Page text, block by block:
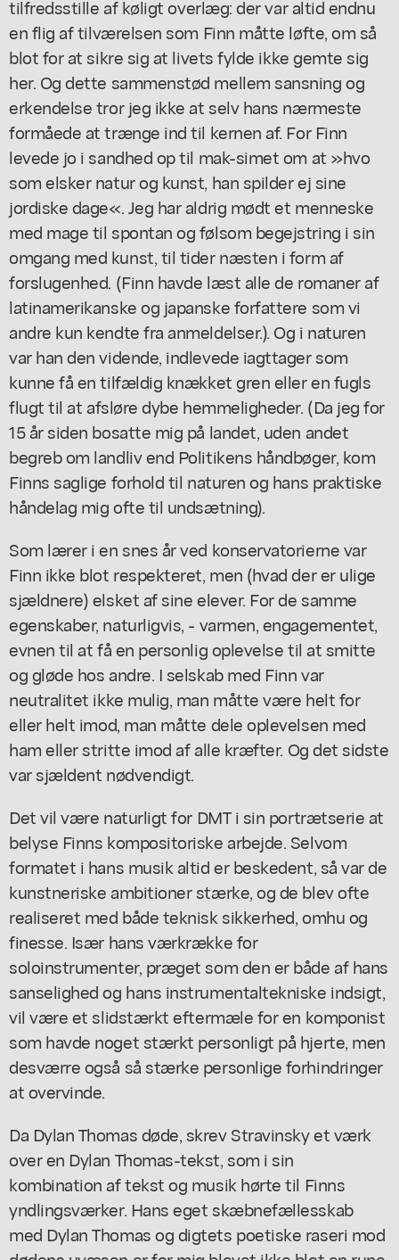
tilfredsstille af køligt overlæg: der var altid endnu
en flig af tilværelsen som Finn måtte løfte, om så
blot for at sikre sig at livets fylde ikke gemte sig
her. Og dette sammenstød mellem sansning og
erkendelse tror jeg ikke at selv hans nærmeste
formåede at trænge ind til kernen af. For Finn
levede jo i sandhed op til mak-simet om at »hvo
som elsker natur og kunst, han spilder ej sine
jordiske dage«. Jeg har aldrig mødt et menneske
med mage til spontan og følsom begejstring i sin
omgang med kunst, til tider næsten i form af
forslugenhed. (Finn havde læst alle de romaner af
latinamerikanske og japanske forfattere som vi
andre kun kendte fra anmeldelser.). Og i naturen
var han den vidende, indlevede iagttager som
kunne få en tilfældig knækket gren eller en fugls
flugt til at afsløre dybe hemmeligheder. (Da jeg for
15 år siden bosatte mig på landet, uden andet
begreb om landliv end Politikens håndbøger, kom
Finns saglige forhold til naturen og hans praktiske
håndelag mig ofte til undsætning).
Som lærer i en snes år ved konservatorierne var
Finn ikke blot respekteret, men (hvad der er ulige
sjældnere) elsket af sine elever. For de samme
egenskaber, naturligvis, - varmen, engagementet,
evnen til at få en personlig oplevelse til at smitte
og gløde hos andre. I selskab med Finn var
neutralitet ikke mulig, man måtte være helt for
eller helt imod, man måtte dele oplevelsen med
ham eller stritte imod af alle kræfter. Og det sidste
var sjældent nødvendigt.
Det vil være naturligt for DMT i sin portrætserie at
belyse Finns kompositoriske arbejde. Selvom
formatet i hans musik altid er beskedent, så var de
kunstneriske ambitioner stærke, og de blev ofte
realiseret med både teknisk sikkerhed, omhu og
finesse. Især hans værkrække for
soloinstrumenter, præget som den er både af hans
sanselighed og hans instrumentaltekniske indsigt,
vil være et slidstærkt eftermæle for en komponist
som havde noget stærkt personligt på hjerte, men
desværre også så stærke personlige forhindringer
at overvinde.
Da Dylan Thomas døde, skrev Stravinsky et værk
over en Dylan Thomas-tekst, som i sin
kombination af tekst og musik hørte til Finns
yndlingsværker. Hans eget skæbnefællesskab
med Dylan Thomas og digtets poetiske raseri mod